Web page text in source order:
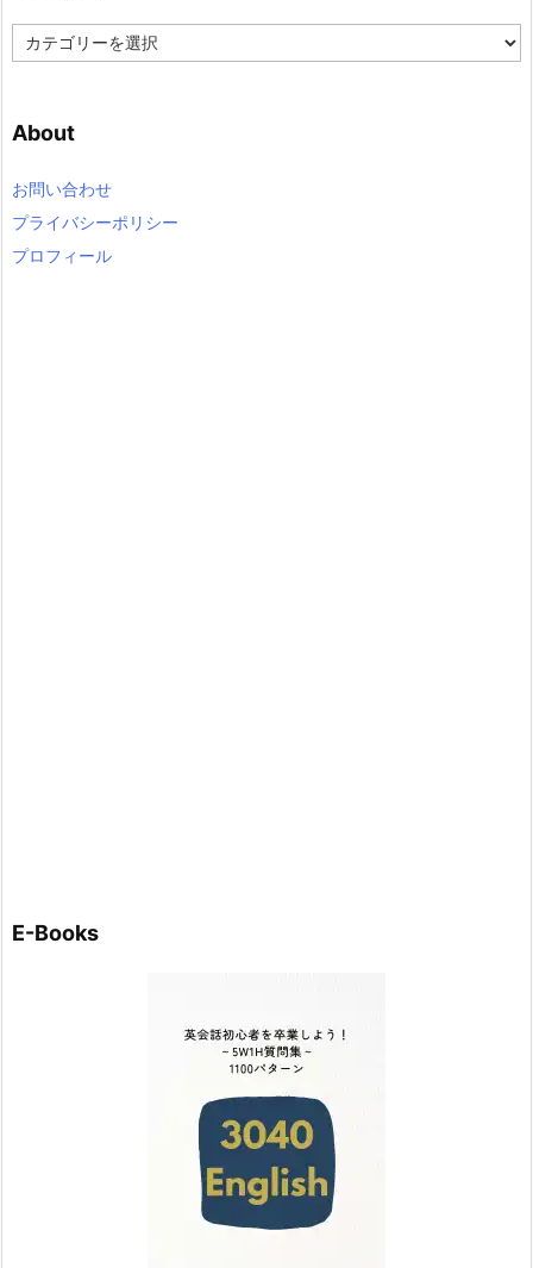
a
g
r
About
お問い合わせ
プライバシーポリシー
プロフィール
E-Books